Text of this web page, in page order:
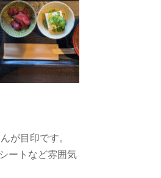
が目印です。
ートなど雰囲気